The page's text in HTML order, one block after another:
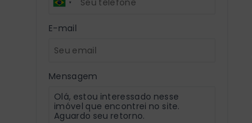
E-mail
Mensagem